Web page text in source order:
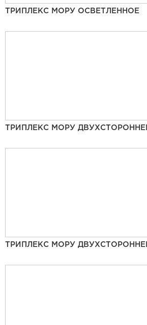
ТРИПЛЕКС МОРУ ОСВЕТЛЕННОЕ
ТРИПЛЕКС МОРУ
ТРИПЛЕКС МОРУ